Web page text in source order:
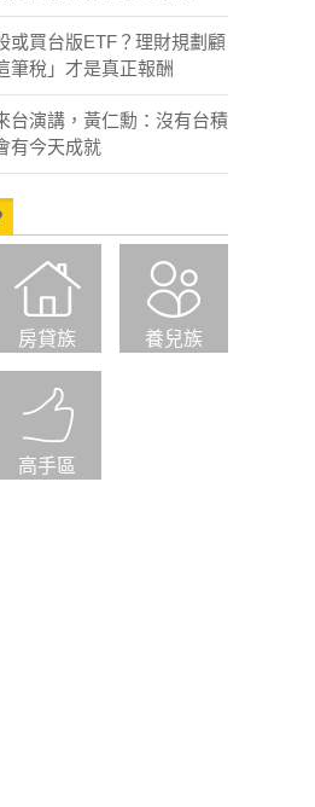
或買台版ETF？理財規劃顧
筆稅」才是真正報酬
台演講，黃仁勳：沒有台積
有今天成就
房貸族 養兒族
高手區